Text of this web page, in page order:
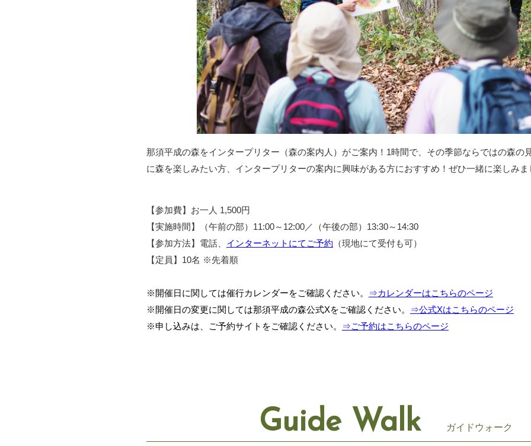
那須平成の森をインタープリター（森の案内人）がご案内！1時間で、その季節ならではの森の
に森を楽しみたい方、インタープリターの案内に興味がある方におすすめ！ぜひ一緒に楽しみま
【参加費】お一人 1,500円
【実施時間】（午前の部）11:00～12:00／（午後の部）13:30～14:30
【参加方法】電話、 インターネットにてご予約 （現地にて受付も可）
【定員】10名 ※先着順
※開催日に関しては催行カレンダーをご確認ください。
⇒カレンダーはこちらのページ
※開催日の変更に関しては那須平成の森公式Xをご確認ください。
⇒公式Xはこちらのページ
※申し込みは、ご予約サイトをご確認ください。
⇒ご予約はこちらのページ
Guide Walk ガイドウォーク